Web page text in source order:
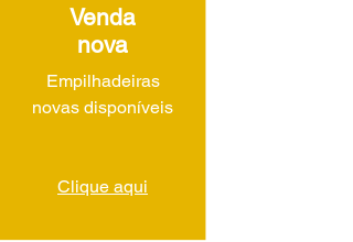
Venda
nova
Empilhadeiras
novas disponíveis
Clique aqui